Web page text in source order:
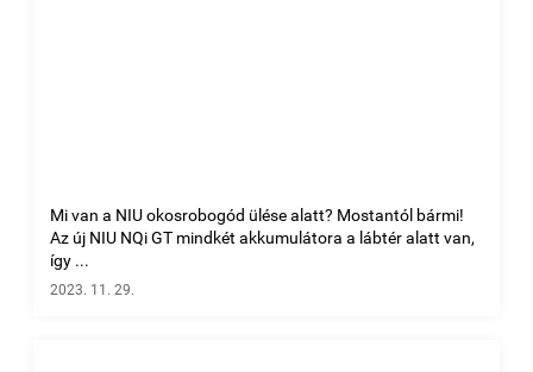
Mi van a NIU okosrobogód ülése alatt? Mostantól bármi!
Az új NIU NQi GT mindkét akkumulátora a lábtér alatt van,
így ...
2023. 11. 29.